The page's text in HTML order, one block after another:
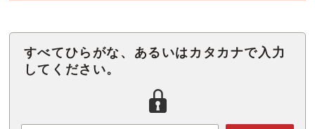
すべてひらがな、あるいはカタカナで入力
してください。